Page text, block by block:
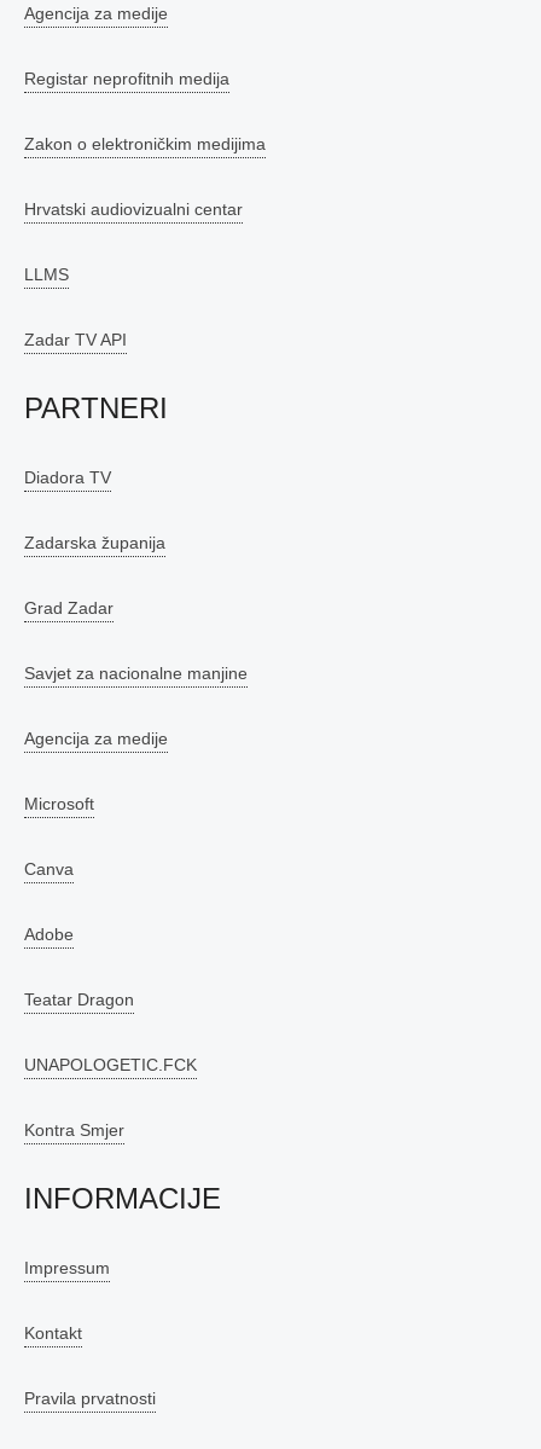
Agencija za medije
Registar neprofitnih medija
Zakon o elektroničkim medijima
Hrvatski audiovizualni centar
LLMS
Zadar TV API
PARTNERI
Diadora TV
Zadarska županija
Grad Zadar
Savjet za nacionalne manjine
Agencija za medije
Microsoft
Canva
Adobe
Teatar Dragon
UNAPOLOGETIC.FCK
Kontra Smjer
INFORMACIJE
Impressum
Kontakt
Pravila prvatnosti